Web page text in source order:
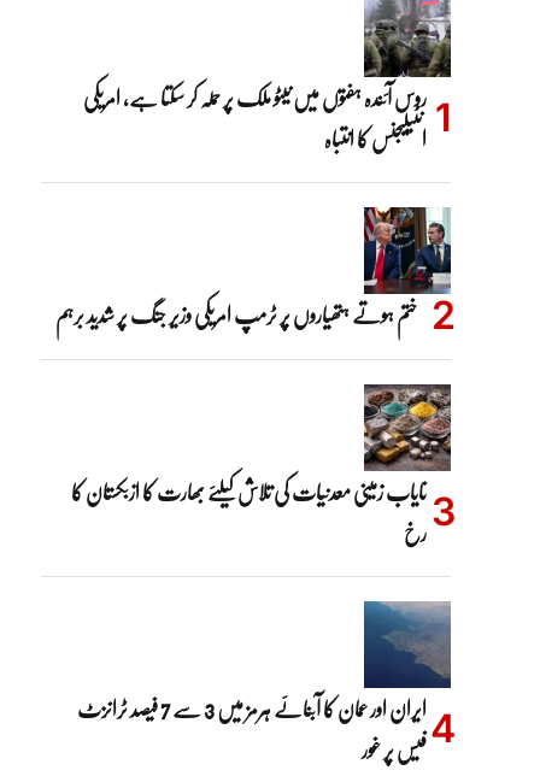
روس آئندہ ہفتوں میں نیٹو ملک پر حملہ کر سکتا ہے، امریکی
انٹیلیجنس کا انتباہ
ختم ہوتے ہتھیاروں پر ٹرمپ امریکی وزیر جنگ پر شدید برہم
نایاب زمینی معدنیات کی تلاش کیلئے بھارت کا ازبکستان کا
رخ
ایران اور عمان کا آبنائے ہرمز میں 3 سے 7 فیصد ٹرانزٹ
فیس پر غور